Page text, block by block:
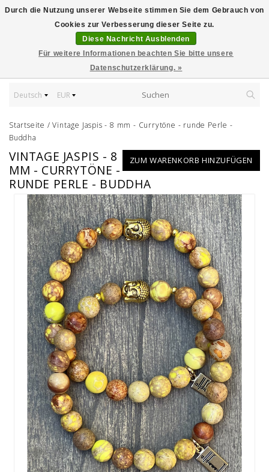
Deutsch EUR
Startseite /Vintage Jaspis - 8 mm - Currytöne - runde Perle -
Buddha
ZUM WARENKORB HINZUFÜGEN
VINTAGE JASPIS - 8
MM - CURRYTÖNE -
RUNDE PERLE - BUDDHA
Durch die Nutzung unserer Webseite stimmen Sie dem Gebrauch von
Cookies zur Verbesserung dieser Seite zu.
Diese Nachricht Ausblenden
Für weitere Informationen beachten Sie bitte unsere
Datenschutzerklärung. »